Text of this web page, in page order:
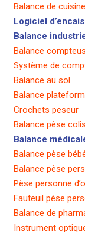
Balance de cuisine
Logiciel
Balance
Balance
Système de
Balance au sol
Balance
Crochets peseur
Balance pèse colis
Balance
Balance pèse
Balance pèse
Pèse personne
Fauteuil pèse
Balance de
Instrument